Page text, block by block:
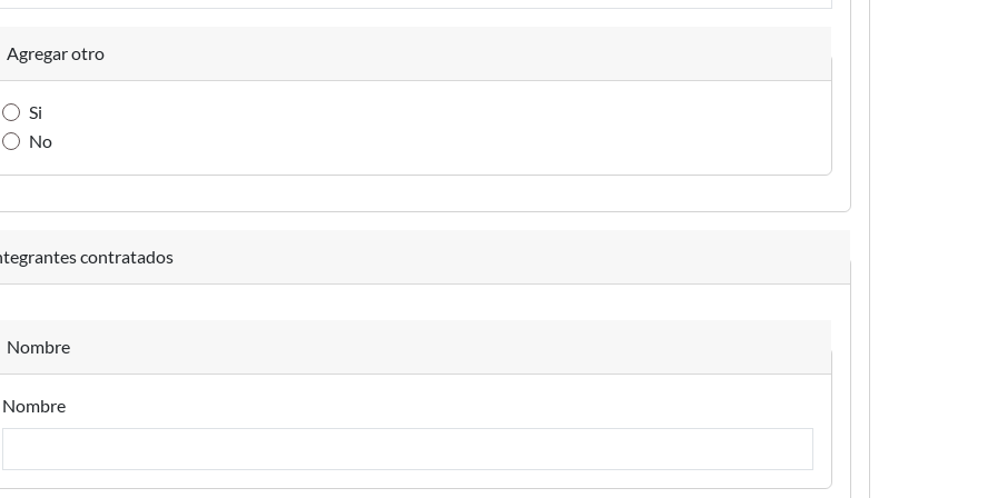
Agregar otro
Si
No
contratados
Nombre
Nombre